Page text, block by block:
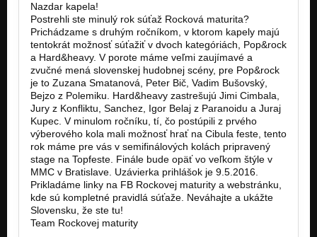
Nazdar kapela!
Postrehli ste minulý rok súťaž Rocková maturita?
Prichádzame s druhým ročníkom, v ktorom kapely majú
tentokrát možnosť súťažiť v dvoch kategóriách, Pop&rock
a Hard&heavy. V porote máme veľmi zaujímavé a
zvučné mená slovenskej hudobnej scény, pre Pop&rock
je to Zuzana Smatanová, Peter Bič, Vadim Bušovský,
Bejzo z Polemiku. Hard&heavy zastrešujú Jimi Cimbala,
Jury z Konfliktu, Sanchez, Igor Belaj z Paranoidu a Juraj
Kupec. V minulom ročníku, tí, čo postúpili z prvého
výberového kola mali možnosť hrať na Cibula feste, tento
rok máme pre vás v semifinálových kolách pripravený
stage na Topfeste. Finále bude opäť vo veľkom štýle v
MMC v Bratislave. Uzávierka prihlášok je 9.5.2016.
Prikladáme linky na FB Rockovej maturity a webstránku,
kde sú kompletné pravidlá súťaže. Neváhajte a ukážte
Slovensku, že ste tu!
Team Rockovej maturity